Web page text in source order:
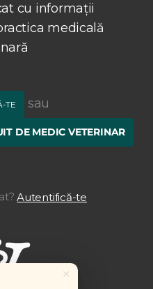
cu informații
medicală
TE sau
DE MEDIC VETERINAR
Autentifică-te
×